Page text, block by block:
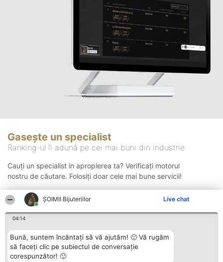
ŞOIMII Bijuteriilor Live chat
04:14
Bună, suntem încântați să vă ajutăm! 🙂 Vă rugăm
să faceți clic pe subiectul de conversație
corespunzător! 🙂
Gasește un specialist
Ranking-ul îi adună pe cei mai buni din industrie
Cauți un specialist in apropierea ta? Verificați motorul
nostru de căutare. Folosiți doar cele mai bune servicii!